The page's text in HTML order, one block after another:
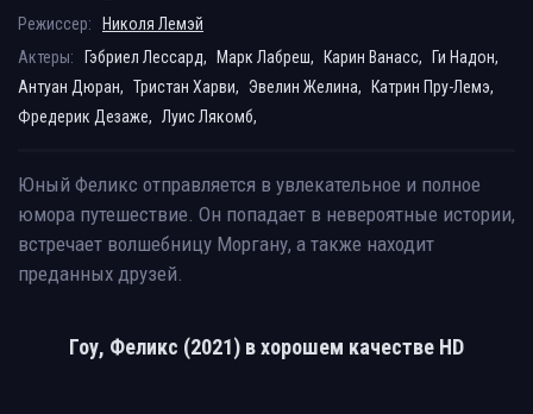
Режиссер:
Николя Лемэй
Актеры:
Гэбриел Лессард, Марк Лабреш, Карин Ванасс,
Ги Надон,
Антуан Дюран, Тристан Харви, Эвелин Желина,
Катрин Пру-Лемэ,
Фредерик Дезаже, Луис Лякомб,
Юный Феликс отправляется в увлекательное и полное
юмора путешествие. Он попадает в невероятные истории,
встречает волшебницу Моргану, а также находит
преданных друзей.
Гоу, Феликс (2021) в хорошем качестве HD